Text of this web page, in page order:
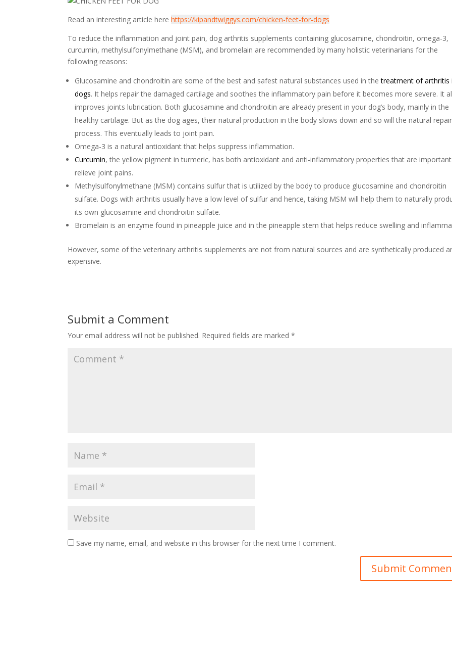
Read an interesting article herehttps://kipandtwiggys.com/chicken-feet-for-dogs
To reduce the inflammation and joint pain, dog arthritis supplements containing glucosamine, chondroitin, omega-3,
curcumin, methylsulfonylmethane (MSM), and bromelain are recommended by many holistic veterinarians for the
following reasons:
Glucosamine and chondroitin are some of the best and safest natural substances used in thetreatment of arthritis
dogs. It helps repair the damaged cartilage and soothes the inflammatory pain before it becomes more severe. It
improves joints lubrication. Both glucosamine and chondroitin are already present in your dog’s body, mainly in the
healthy cartilage. But as the dog ages, their natural production in the body slows down and so will the natural repair
process. This eventually leads to joint pain.
Omega-3 is a natural antioxidant that helps suppress inflammation.
Curcumin, the yellow pigment in turmeric, has both antioxidant and anti-inflammatory properties that are
relieve joint pains.
Methylsulfonylmethane (MSM) contains sulfur that is utilized by the body to produce glucosamine and chondroitin
sulfate. Dogs with arthritis usually have a low level of sulfur and hence, taking MSM will help them to naturally
its own glucosamine and chondroitin sulfate.
Bromelain is an enzyme found in pineapple juice and in the pineapple stem that helps reduce swelling and
However, some of the veterinary arthritis supplements are not from natural sources and are synthetically produced
expensive.
Submit a Comment
Your email address will not be published. Required fields are marked*
Save my name, email, and website in this browser for the next time I comment.